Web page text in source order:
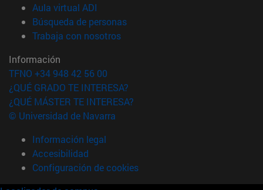
Aula virtual ADI
Búsqueda de personas(abre en nueva ventana)
Trabaja con nosotros(abre en nueva ventana)
Información
TFNO +34 948 42 56 00
¿QUÉ GRADO TE INTERESA?
¿QUÉ MÁSTER TE INTERESA?
© Universidad de Navarra
Información legal
Accesibilidad
Configuración de cookies